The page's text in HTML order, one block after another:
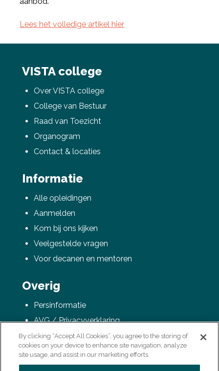
Lees het volledige artikel hier
VISTA college
Over VISTA college
College van Bestuur
Raad van Toezicht
Organogram
Contact & locaties
Informatie
Alle opleidingen
Aanmelden
Kom bij ons kijken
Veelgestelde vragen
Voor decanen en mentoren
Overig
Persinformatie
AVG / Privacyverklaring
Colofon
Vacatures
Deel via Twitter
By clicking “Accept All Cookies”, you agree to the storing of
cookies on your device to enhance site navigation, analyze
site usage, and assist in our marketing efforts.